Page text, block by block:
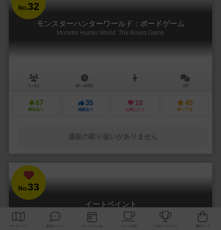
No.32
モンスターハンターワールド：ボードゲーム
Monster Hunter World: The Board Game
1～4人 60～120分 1件
67
興味あり
35
経験あり
10
お気に入り
45
持ってる
通販の取り扱いがありません
No.33
イートペイント
EAT / PAINT